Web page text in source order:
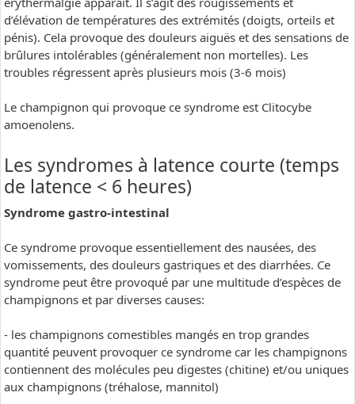
d’élévation de températures des extrémités (doigts, orteils et
pénis). Cela provoque des douleurs aiguës et des sensations de
brûlures intolérables (généralement non mortelles). Les
troubles régressent après plusieurs mois (3-6 mois)
Le champignon qui provoque ce syndrome est Clitocybe
amoenolens.
Les syndromes à latence courte (temps
de latence < 6 heures)
Syndrome gastro-intestinal
Ce syndrome provoque essentiellement des nausées, des
vomissements, des douleurs gastriques et des diarrhées. Ce
syndrome peut être provoqué par une multitude d’espèces de
champignons et par diverses causes:
- les champignons comestibles mangés en trop grandes
quantité peuvent provoquer ce syndrome car les champignons
contiennent des molécules peu digestes (chitine) et/ou uniques
aux champignons (tréhalose, mannitol)